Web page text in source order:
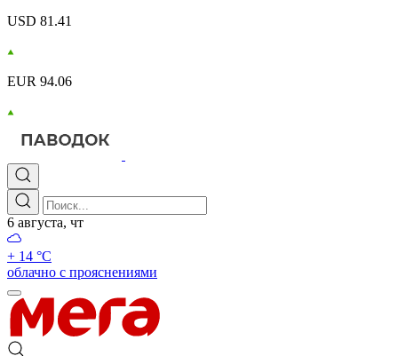
USD 81.41
EUR 94.06
6 августа, чт
+ 14 °С
облачно с прояснениями